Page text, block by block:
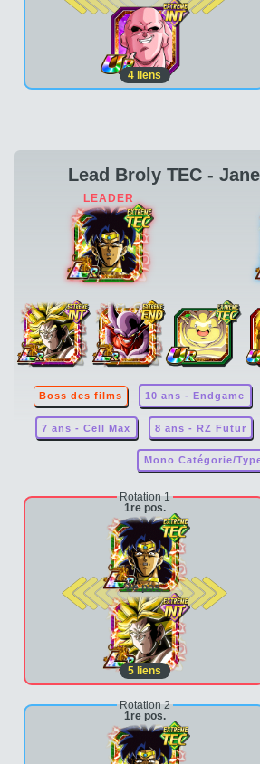
4 liens
Lead Broly TEC -
Boss des films 10 ans - Endgame
7 ans - Cell Max 8 ans - RZ Futur
Mono Catégorie/
Rotation 1
1re pos.
2e pos.
5 liens
Rotation 2
1re pos.